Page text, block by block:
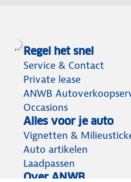
Regel het snel
Service & Contact
Private lease
ANWB
Occasions
Alles voor je auto
Vignetten &
Auto artikelen
Laadpassen
Over ANWB